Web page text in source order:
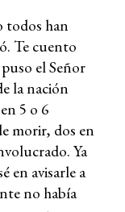
todos han
Te cuento
el Señor
la nación
5 o 6
morir, dos en
Ya
en avisarle a
no había